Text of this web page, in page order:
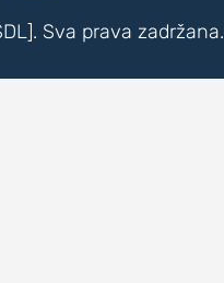
Sva prava zadržana.